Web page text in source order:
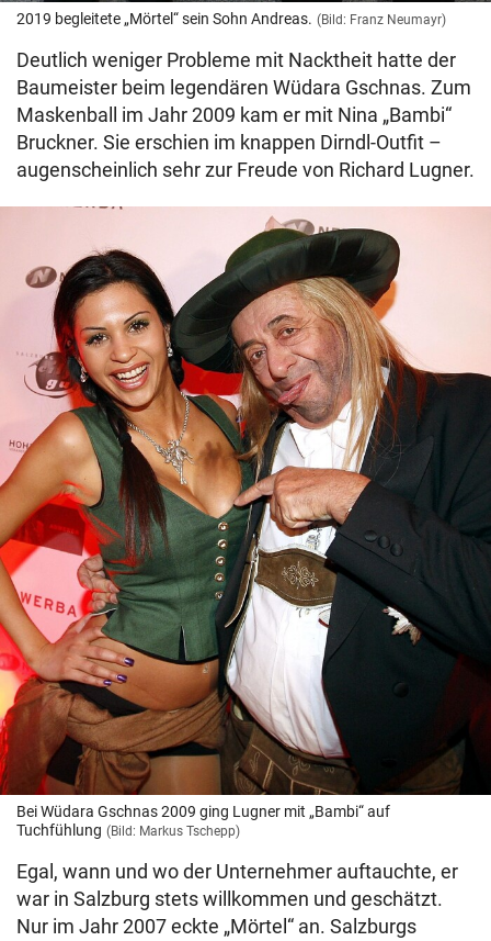
2019 begleitete „Mörtel“ sein Sohn Andreas. (Bild: Franz Neumayr)
Deutlich weniger Probleme mit Nacktheit hatte der
Baumeister beim legendären Wüdara Gschnas. Zum
Maskenball im Jahr 2009 kam er mit Nina „Bambi“
Bruckner. Sie erschien im knappen Dirndl-Outfit –
augenscheinlich sehr zur Freude von Richard Lugner.
Bei Wüdara Gschnas 2009 ging Lugner mit „Bambi“ auf
Tuchfühlung (Bild: Markus Tschepp)
Egal, wann und wo der Unternehmer auftauchte, er
war in Salzburg stets willkommen und geschätzt.
Nur im Jahr 2007 eckte „Mörtel“ an. Salzburgs